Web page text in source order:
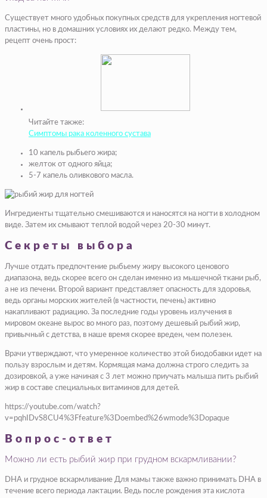
Существует много удобных покупных средств для укрепления ногтевой
пластины, но в домашних условиях их делают редко. Между тем,
рецепт очень прост:
Читайте также:
Симптомы рака коленного сустава
10 капель рыбьего жира;
желток от одного яйца;
5-7 капель оливкового масла.
Ингредиенты тщательно смешиваются и наносятся на ногти в холодном
виде. Затем их смывают теплой водой через 20-30 минут.
Секреты выбора
Лучше отдать предпочтение рыбьему жиру высокого ценового
диапазона, ведь скорее всего он сделан именно из мышечной ткани рыб,
а не из печени. Второй вариант представляет опасность для здоровья,
ведь органы морских жителей (в частности, печень) активно
накапливают радиацию. За последние годы уровень излучения в
мировом океане вырос во много раз, поэтому дешевый рыбий жир,
привычный с детства, в наше время скорее вреден, чем полезен.
Врачи утверждают, что умеренное количество этой биодобавки идет на
пользу взрослым и детям. Кормящая мама должна строго следить за
дозировкой, а уже начиная с 3 лет можно приучать малыша пить рыбий
жир в составе специальных витаминов для детей.
https://youtube.com/watch?
v=pqhIDvS8CU4%3Ffeature%3Doembed%26wmode%3Dopaque
Вопрос-ответ
Можно ли есть рыбий жир при грудном вскармливании?
DHA и грудное вскармливание Для мамы также важно принимать DHA в
течение всего периода лактации. Ведь после рождения эта кислота